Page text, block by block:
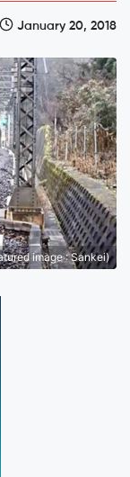
January 20, 2018
image : Sankei)